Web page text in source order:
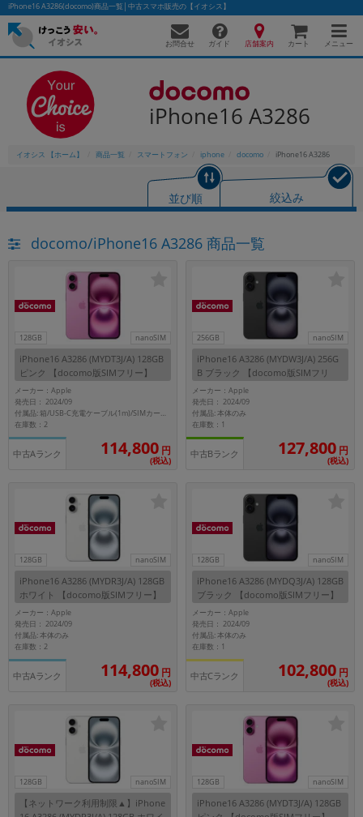
iPhone16 A3286(docomo)商品一覧│中古スマホ販売の【イオシス】
お問合せ ガイド 店舗案内 カート メニュー
iPhone16 A3286
イオシス 【ホーム】 商品一覧 スマートフォン iphone docomo iPhone16 A3286
並び順 絞込み
docomo/iPhone16 A3286 商品一覧
128GB nanoSIM
iPhone16 A3286 (MYDT3J/A) 128GB
ピンク 【docomo版SIMフリー】
メーカー：Apple
発売日： 2024/09
付属品: 箱/USB-C充電ケーブル(1m)/SIMカードツール
在庫数：2
中古Aランク 114,800 円
(税込)
256GB nanoSIM
iPhone16 A3286 (MYDW3J/A) 256G
B ブラック 【docomo版SIMフリ
ー】
メーカー：Apple
発売日： 2024/09
付属品: 本体のみ
在庫数：1
中古Bランク 127,800 円
(税込)
128GB nanoSIM
iPhone16 A3286 (MYDR3J/A) 128GB
ホワイト 【docomo版SIMフリー】
メーカー：Apple
発売日： 2024/09
付属品: 本体のみ
在庫数：2
中古Aランク 114,800 円
(税込)
128GB nanoSIM
iPhone16 A3286 (MYDQ3J/A) 128GB
ブラック 【docomo版SIMフリー】
メーカー：Apple
発売日： 2024/09
付属品: 本体のみ
在庫数：1
中古Cランク 102,800 円
(税込)
128GB nanoSIM
【ネットワーク利用制限▲】iPhone
128GB nanoSIM
iPhone16 A3286 (MYDT3J/A) 128GB
かんたんパソコン検索に切り替える
人気の検索ワード：Let's noteEliteBook MacBook
カテゴリー
商品ジャンルの絞り込み
「スマートフォン」「タブレット」など
シリーズ
「iPhone」「Xperia」「Galaxy」など
メーカー
製造、販売メーカーの絞り込み
「Apple」「SONY」「SHARP」など
機能・特徴
ドライブの絞り込み
ランク
商品状態の絞り込み
「新品」「未使用」「中古」など
CPU
CPUの絞り込み
容量
~